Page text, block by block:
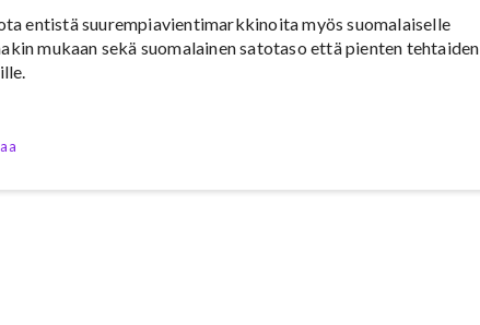
entistä suurempiavientimarkkinoita myös suomalaiselle
mukaan sekä suomalainen satotaso että pienten tehtaiden